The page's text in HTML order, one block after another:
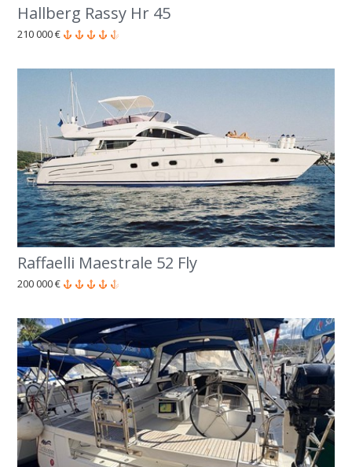
Hallberg Rassy Hr 45
210 000 €
Raffaelli Maestrale 52 Fly
200 000 €